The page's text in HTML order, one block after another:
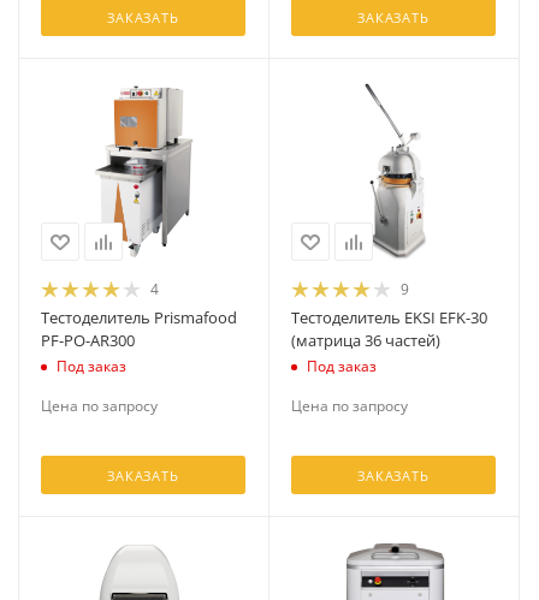
ЗАКАЗАТЬ ЗАКАЗАТЬ
4
Тестоделитель Prismafood
PF-PO-AR300
Под заказ
Цена по запросу
ЗАКАЗАТЬ
9
Тестоделитель EKSI EFK-30
(матрица 36 частей)
Под заказ
Цена по запросу
ЗАКАЗАТЬ